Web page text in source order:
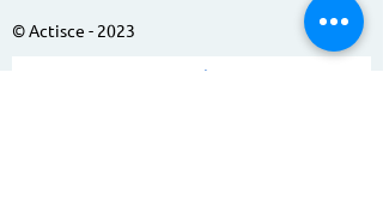
© Actisce - 2023
s'inscrire à notre lettre